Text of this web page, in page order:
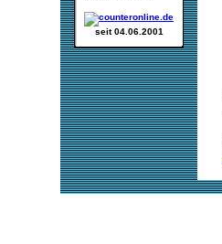
seit 04.06.2001